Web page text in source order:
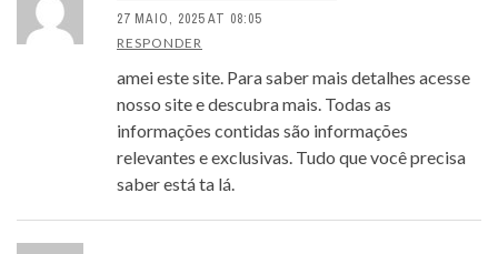
27 MAIO, 2025 AT 08:05
RESPONDER
amei este site. Para saber mais detalhes acesse
nosso site e descubra mais. Todas as
informações contidas são informações
relevantes e exclusivas. Tudo que você precisa
saber está ta lá.